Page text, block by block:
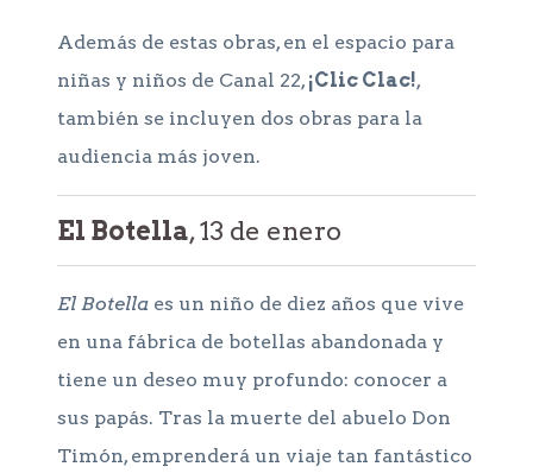
Además de estas obras, en el espacio para
niñas y niños de Canal 22, ¡Clic Clac!,
también se incluyen dos obras para la
audiencia más joven.
El Botella, 13 de enero
El Botella es un niño de diez años que vive
en una fábrica de botellas abandonada y
tiene un deseo muy profundo: conocer a
sus papás. Tras la muerte del abuelo Don
Timón, emprenderá un viaje tan fantástico